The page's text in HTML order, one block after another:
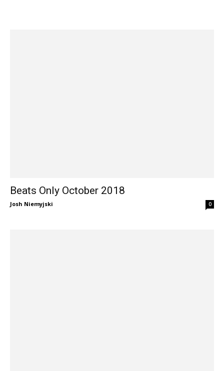
Beats Only October 2018
Josh Niemyjski 0